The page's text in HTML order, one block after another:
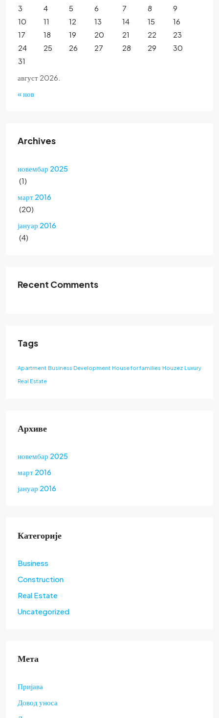
август 2026.
3
4 5 6 7 8
9
10
11 12 13 14 15
16
17
18 19 20 21 22
23
24
25 26 27 28 29
30
31
« нов
Archives
новембар 2025
(1)
март 2016
(20)
јануар 2016
(4)
Recent Comments
Tags
Apartment Business Development House for families Houzez Luxury
Real Estate
Архиве
новембар 2025
март 2016
јануар 2016
Категорије
Business
Construction
Real Estate
Uncategorized
Мета
Пријава
Довод уноса